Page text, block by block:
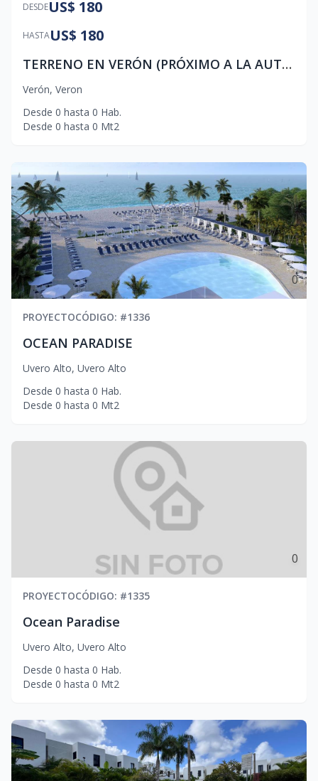
DESDEUS$ 180
HASTAUS$ 180
TERRENO EN VERÓN (PRÓXIMO A LA AUTO VÍA
Verón, Veron
Desde 0 hasta 0 Hab.
Desde 0 hasta 0 Mt2
0
PROYECTOCÓDIGO: #1336
OCEAN PARADISE
Uvero Alto, Uvero Alto
Desde 0 hasta 0 Hab.
Desde 0 hasta 0 Mt2
0
PROYECTOCÓDIGO: #1335
Ocean Paradise
Uvero Alto, Uvero Alto
Desde 0 hasta 0 Hab.
Desde 0 hasta 0 Mt2